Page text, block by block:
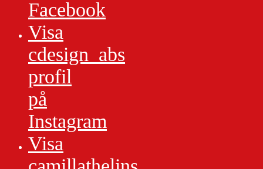
Facebook
Visa
cdesign_abs
profil
på
Instagram
Visa